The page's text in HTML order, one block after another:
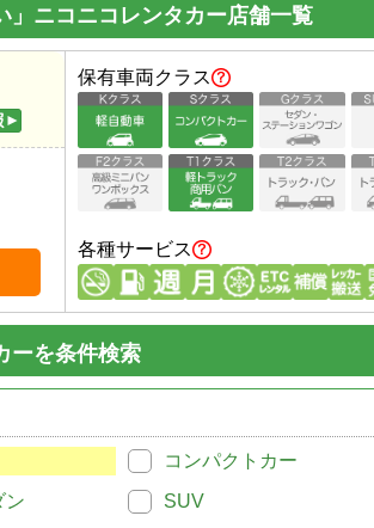
」ニコニコレンタカー店舗一覧
保有車両クラス
各種サービス
ーを条件検索
コンパクトカー
ン
SUV